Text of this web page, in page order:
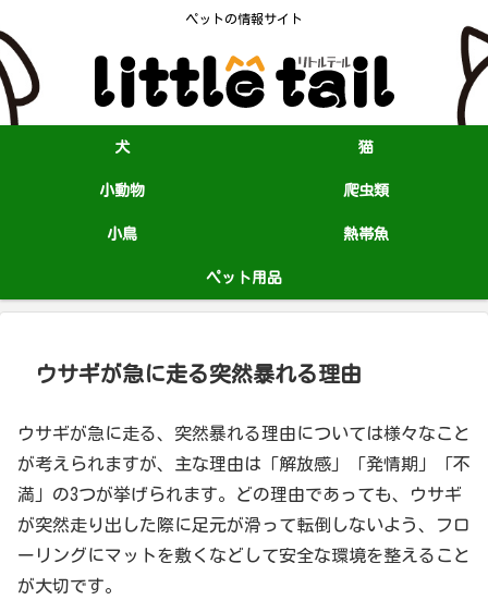
ペットの情報サイト
犬 猫
小動物 爬虫類
小鳥 熱帯魚
ペット用品
ウサギが急に走る突然暴れる理由
ウサギが急に走る、突然暴れる理由については様々なこと
が考えられますが、主な理由は「解放感」「発情期」「不
満」の3つが挙げられます。どの理由であっても、ウサギ
が突然走り出した際に足元が滑って転倒しないよう、フロ
ーリングにマットを敷くなどして安全な環境を整えること
が大切です。